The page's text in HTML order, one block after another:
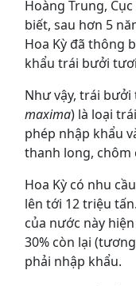
Hoàng Trung,
biết, sau hơn 5
Hoa Kỳ đã thông
khẩu trái bưởi
Như vậy, trái bưởi
maxima) là loại
phép nhập khẩu
thanh long, chôm
Hoa Kỳ có nhu
lên tới 12 triệu
của nước này
30% còn lại
phải nhập khẩu.